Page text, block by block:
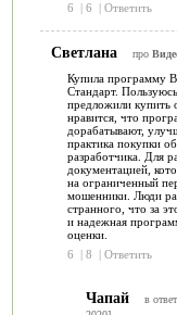
6
| 6 | Ответить
Светлана про
Купила программу
Стандарт.
предложили купить
нравится, что
дорабатывают,
практика покупки
разработчика. Для
документацией,
на ограниченный
мошенники. Люди
странного, что за
и надежная
оценки.
6
| 8 | Ответить
Чапай в ответ